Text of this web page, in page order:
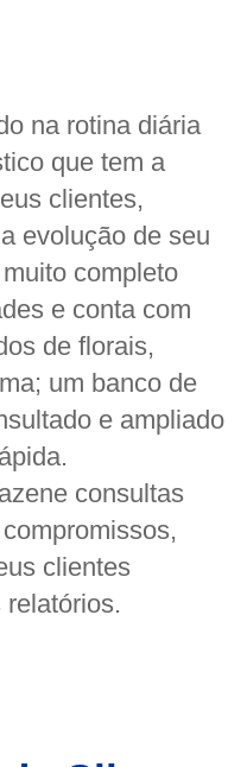
na rotina diária
que tem a
clientes,
evolução de seu
completo
e conta com
de florais,
um banco de
e ampliado
consultas
clientes